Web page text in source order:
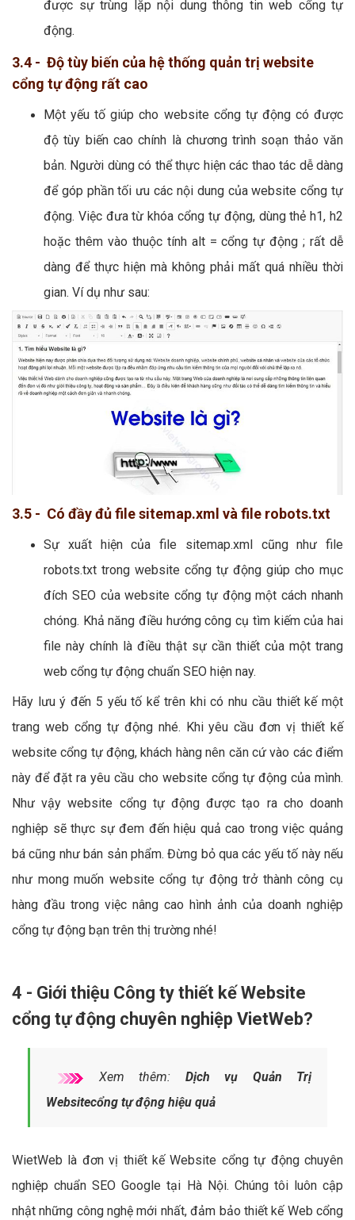
được sự trùng lặp nội dung thông tin web cổng tự
động.
3.4 - Độ tùy biến của hệ thống quản trị website
cổng tự động rất cao
Một yếu tố giúp cho website cổng tự động có được
độ tùy biến cao chính là chương trình soạn thảo văn
bản. Người dùng có thể thực hiện các thao tác dễ dàng
để góp phần tối ưu các nội dung của website cổng tự
động. Việc đưa từ khóa cổng tự động, dùng thẻ h1, h2
hoặc thêm vào thuộc tính alt = cổng tự động ; rất dễ
dàng để thực hiện mà không phải mất quá nhiều thời
gian. Ví dụ như sau:
3.5 - Có đầy đủ file sitemap.xml và file robots.txt
Sự xuất hiện của file sitemap.xml cũng như file
robots.txt trong website cổng tự động giúp cho mục
đích SEO của website cổng tự động một cách nhanh
chóng. Khả năng điều hướng công cụ tìm kiếm của hai
file này chính là điều thật sự cần thiết của một trang
web cổng tự động chuẩn SEO hiện nay.
Hãy lưu ý đến 5 yếu tố kể trên khi có nhu cầu thiết kế một
trang web cổng tự động nhé. Khi yêu cầu đơn vị thiết kế
website cổng tự động, khách hàng nên căn cứ vào các điểm
này để đặt ra yêu cầu cho website cổng tự động của mình.
Như vậy website cổng tự động được tạo ra cho doanh
nghiệp sẽ thực sự đem đến hiệu quả cao trong việc quảng
bá cũng như bán sản phẩm. Đừng bỏ qua các yếu tố này nếu
như mong muốn website cổng tự động trở thành công cụ
hàng đầu trong việc nâng cao hình ảnh của doanh nghiệp
cổng tự động bạn trên thị trường nhé!
4 - Giới thiệu Công ty thiết kế Website
cổng tự động chuyên nghiệp VietWeb?
Xem thêm: Dịch vụ Quản Trị
Websitecổng tự động hiệu quả
WietWeb là đơn vị thiết kế Website cổng tự động chuyên
nghiệp chuẩn SEO Google tại Hà Nội. Chúng tôi luôn cập
nhật những công nghệ mới nhất, đảm bảo thiết kế Web cổng